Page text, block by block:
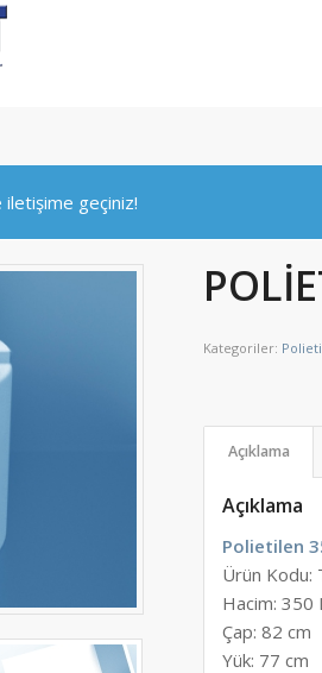
iletişime geçiniz!
Kategoriler:
Açıklama
Açıklama
Polietilen
Ürün Kodu:
Hacim: 350 L
Çap: 82 cm
Yük: 77 cm